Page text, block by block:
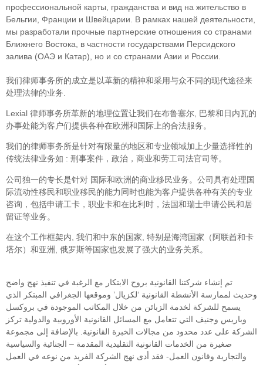
профессиональной карты, гражданства и вид на жительство в
Бельгии, Франции и Швейцарии. В рамках нашей деятельности,
мы разработали прочные партнерские отношения со странами
Ближнего Востока, в частности государствами Персидского
залива (ОАЭ и Катар), но и со странами Азии и России.
我们律师事务所的成立是以革新的精神和采用与众不同的现代途径来
处理法律的业务.
Lexial 律师事务所革新的地理位置让我们在布鲁塞尔, 巴黎和日内瓦的
办事处能为客户们提供各种在欧洲和国际上的合法服务。
我们的律师事务所是针对有限量的地区和专业领域加上少量选择性的
传统法律业务如 : 刑事案件，政治，商业和劳工司法官司等。
公司独一的专长是针对 国际和欧洲的商业移民业务。公司具有处理国
际流动性移民和职业移民的能力同时也能为客户提供各种有关的专业
咨询，包括申请工卡，职业卡和在比利时，法国和瑞士申请公民和居
留证等业务。
在这个工作框架内, 我们和中东的国家, 特别是海湾国家（阿联酋和卡
塔尔）和亚洲, 俄罗斯等国家也发展了强大的业务关系。
تم إنشاء شركتنا القانونية بروح الابتكار مع الرغبة في تنفيذ نهج واضح
وحديث لممارسة الأنشطة القانونية ‘لكزيال’ وموقعها الجغرافي المبتكر الذي
يسمح للشركة لخدمة الزبائن من خلال المكاتب الموجودة في بروكسل
وباريس وجنيف التي تتعامل مع المسائل القانونية الأوروبية والدولية تركز
الشركة على عدد محدود من مجالات الخبرة القانونية. بالإضافة إلى مجموعة
صغيرة من الخدمات القانونية التقليدية المقدمة – الجنائية والسياسية
والتجارية وقانون العمل- فقد أدى نهج الشركة الفريد من نوعه في العمل